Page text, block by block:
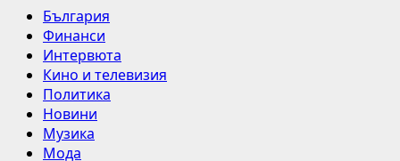
Primary
Menu
България
Финанси
Интервюта
Кино и телевизия
Политика
Новини
Музика
Мода